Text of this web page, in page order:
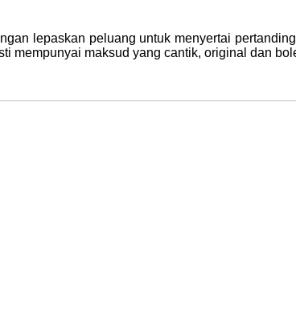
lepaskan peluang untuk menyertai
mempunyai maksud yang cantik, original dan